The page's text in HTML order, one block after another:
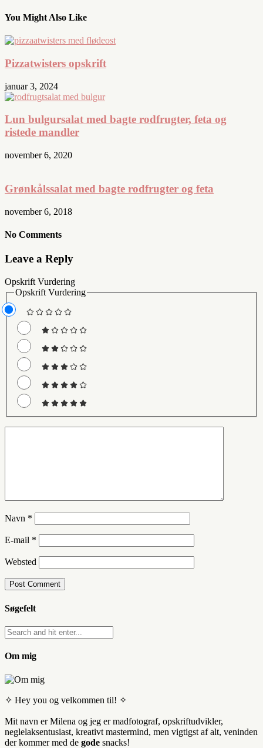
You Might Also Like
Pizzatwisters opskrift
januar 3, 2024
Lun bulgursalat med bagte rodfrugter, feta og
ristede mandler
november 6, 2020
Grønkålssalat med bagte rodfrugter og feta
november 6, 2018
No Comments
Leave a Reply
Opskrift Vurdering
Opskrift Vurdering
Navn *
E-mail *
Websted
Søgefelt
Om mig
✧ Hey you og velkommen til! ✧
Mit navn er Milena og jeg er madfotograf, opskriftudvikler,
neglelaksentusiast, kreativt mastermind, men vigtigst af alt, veninden
der kommer med de gode snacks!